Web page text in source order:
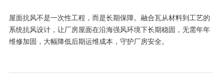
屋面抗风不是一次性工程，而是长期保障。融合瓦从材料到工艺的
系统抗风设计，让厂房屋面在沿海强风环境下长期稳固，无需年年
维修加固，大幅降低后期运维成本，守护厂房安全。